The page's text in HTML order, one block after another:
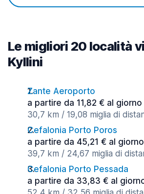
Le migliori 20 località
Kyllini
Zante Aeroporto
a partire da 11,82 € al giorno
30,7 km / 19,08 miglia di
Cefalonia Porto Poros
a partire da 45,21 € al giorno
39,7 km / 24,67 miglia di
Cefalonia Porto Pessada
a partire da 33,83 € al